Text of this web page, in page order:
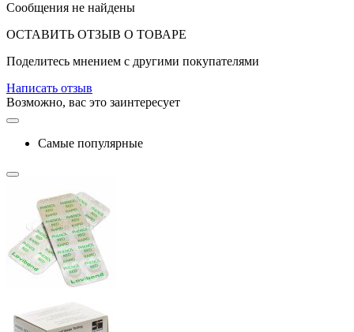
Сообщения не найдены
ОСТАВИТЬ ОТЗЫВ О ТОВАРЕ
Поделитесь мнением с другими покупателями
Написать отзыв
Возможно, вас это заинтересует
Самые популярные